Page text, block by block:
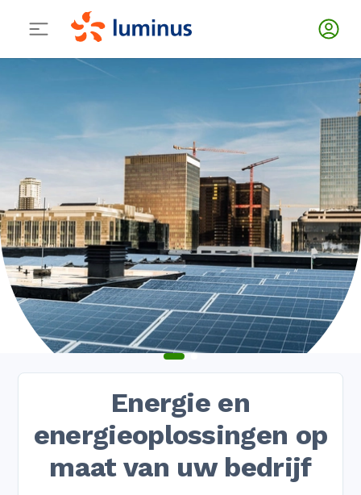
Energie en
energieoplossingen op
maat van uw bedrijf